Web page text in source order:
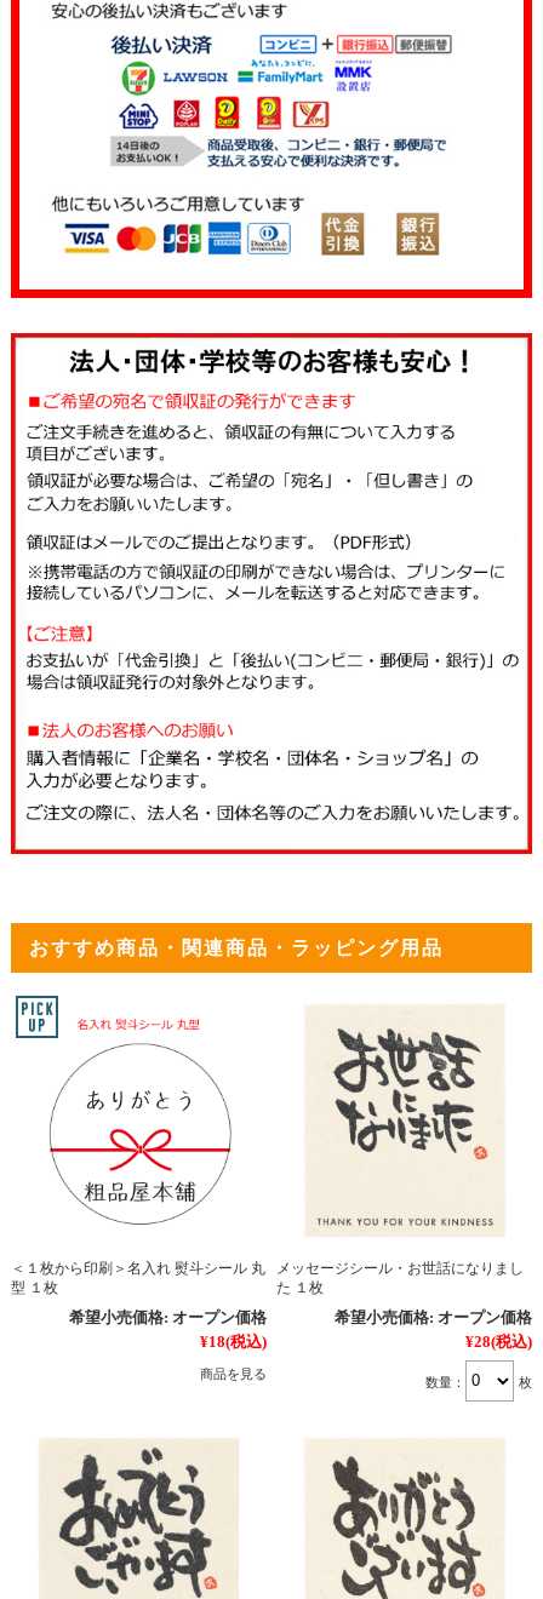
おすすめ商品・関連商品・ラッピング用品
＜１枚から印刷＞名入れ 熨斗シール 丸
型 １枚
希望小売価格: オープン価格
¥18(税込)
商品を見る
メッセージシール・お世話になりまし
た １枚
希望小売価格: オープン価格
¥28(税込)
数量： 枚